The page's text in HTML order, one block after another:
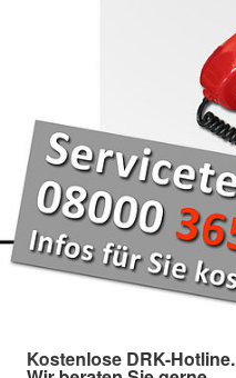
Kostenlose DRK-Hotline.